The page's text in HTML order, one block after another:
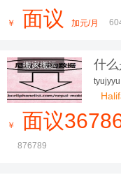
司有多
￥ 面议 加元/月
搬家搬运 什
tyujyyu
￥ 面议
876789